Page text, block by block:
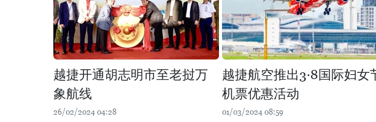
越捷开通胡志明市至老挝万
象航线
26/02/2024 04:28
越捷航空推出3·8国际妇女
机票优惠活动
01/03/2024 08:59